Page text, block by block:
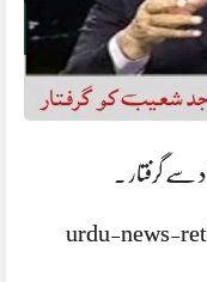
سے گرفتار .
urdu-news-